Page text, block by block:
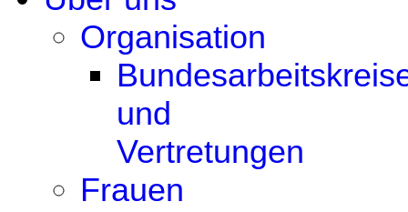
Organisation
und
Vertretungen
Frauen